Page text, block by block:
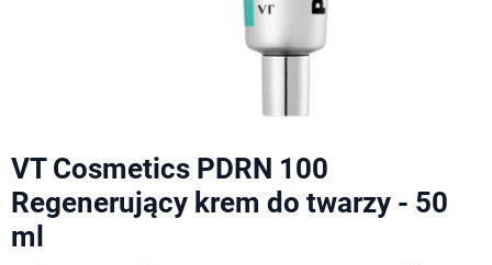
VT Cosmetics PDRN 100
Regenerujący krem do twarzy - 50
ml